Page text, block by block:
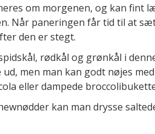
om morgenen, og kan fint
Når paneringen får tid til at
den er stegt.
rødkål og grønkål i
men man kan godt nøjes
eller dampede
kan man drysse